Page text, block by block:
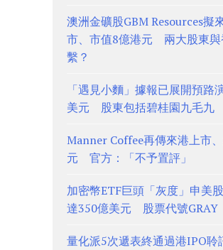
澳洲金礦股GBM Resources擬
市、市值8億港元 兩大股東與
繫？
「遇見小麵」據報已展開預路
美元 股東包括碧桂園九毛九
Manner Coffee再傳來港上市
元 官方：「不予置評」
加密幣ETF巨頭「灰度」申美
達350億美元 股票代號GRAY
量化派5次遞表終通過港IPO聆